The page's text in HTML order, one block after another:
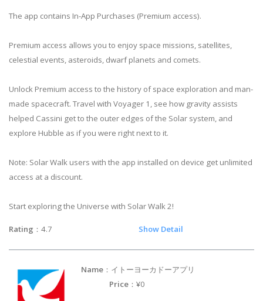
The app contains In-App Purchases (Premium access).
Premium access allows you to enjoy space missions, satellites,
celestial events, asteroids, dwarf planets and comets.
Unlock Premium access to the history of space exploration and man-
made spacecraft. Travel with Voyager 1, see how gravity assists
helped Cassini get to the outer edges of the Solar system, and
explore Hubble as if you were right next to it.
Note: Solar Walk users with the app installed on device get unlimited
access at a discount.
Start exploring the Universe with Solar Walk 2!
Rating ：4.7 Show Detail
Name ：イトーヨーカドーアプリ
Price ：¥0